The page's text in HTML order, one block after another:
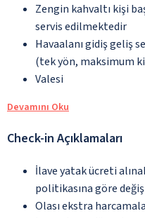
Zengin kahvaltı kişi
servis edilmektedir
Havaalanı gidiş geliş
(tek yön, maksimum
Valesi
Devamını Oku
Check-in Açıklamaları
İlave yatak ücreti
politikasına göre
Olası ekstra